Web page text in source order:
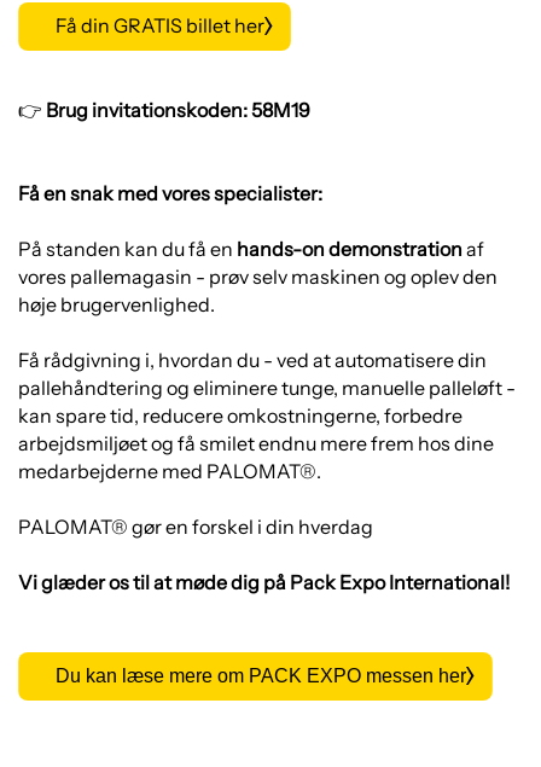
Få din GRATIS billet her
👉 Brug invitationskoden: 58M19
Få en snak med vores specialister:
På standen kan du få en hands-on demonstration af
vores pallemagasin - prøv selv maskinen og oplev den
høje brugervenlighed.
Få rådgivning i, hvordan du - ved at automatisere din
pallehåndtering og eliminere tunge, manuelle palleløft -
kan spare tid, reducere omkostningerne, forbedre
arbejdsmiljøet og få smilet endnu mere frem hos dine
medarbejderne med PALOMAT®.
PALOMAT® gør en forskel i din hverdag
Vi glæder os til at møde dig på Pack Expo International!
Du kan læse mere om PACK EXPO messen her